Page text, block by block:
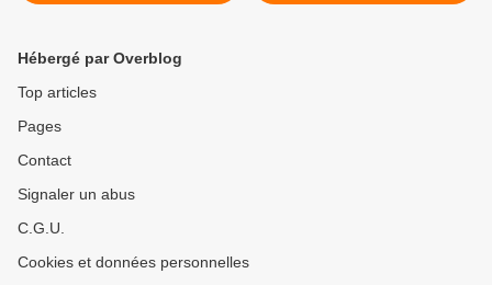
Hébergé par Overblog
Top articles
Pages
Contact
Signaler un abus
C.G.U.
Cookies et données personnelles